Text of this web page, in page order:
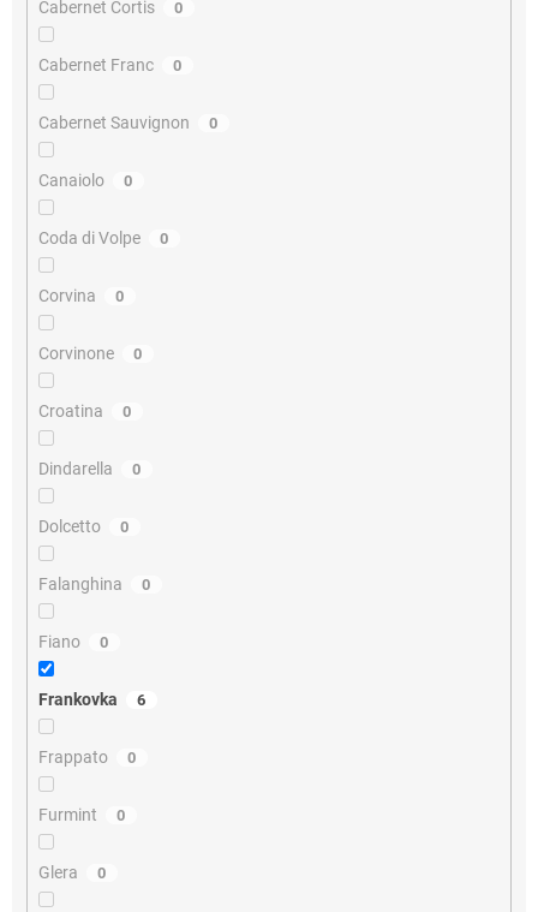
Cabernet Cortis 0
Cabernet Franc 0
Cabernet Sauvignon 0
Canaiolo 0
Coda di Volpe 0
Corvina 0
Corvinone 0
Croatina 0
Dindarella 0
Dolcetto 0
Falanghina 0
Fiano 0
Frankovka 6
Frappato 0
Furmint 0
Glera 0